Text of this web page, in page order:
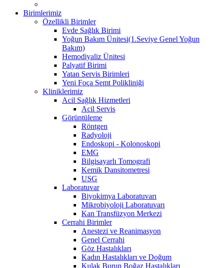
Birimlerimiz
Özellikli Birimler
Evde Sağlık Birimi
Yoğun Bakım Ünitesi(1.Seviye Genel Yoğun
Bakım)
Hemodiyaliz Ünitesi
Palyatif Birimi
Yatan Servis Birimleri
Yeni Foça Semt Polikliniği
Kliniklerimiz
Acil Sağlık Hizmetleri
Acil Servis
Görüntüleme
Röntgen
Radyoloji
Endoskopi - Kolonoskopi
EMG
Bilgisayarlı Tomografi
Kemik Dansitometresi
USG
Laboratuvar
Biyokimya Laboratuvarı
Mikrobiyoloji Laboratuvarı
Kan Transfüzyon Merkezi
Cerrahi Birimler
Anestezi ve Reanimasyon
Genel Cerrahi
Göz Hastalıkları
Kadın Hastalıkları ve Doğum
Kulak Burun Boğaz Hastalıkları